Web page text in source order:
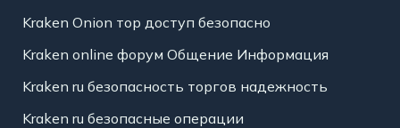
Kraken Onion тор доступ безопасно
Kraken online форум Общение Информация
Kraken ru безопасность торгов надежность
Kraken ru безопасные операции